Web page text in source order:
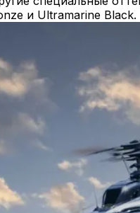
и Ultramarine Black.